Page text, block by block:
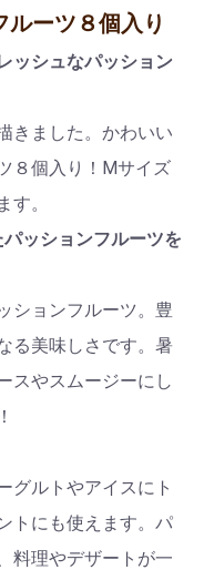
ルーツ８個入り
ッシュなパッション
きました。かわいい
８個入り！Mサイズ
す。
ッションフルーツを
ションフルーツ。豊
る美味しさです。暑
スやスムージーにし
グルトやアイスにト
トにも使えます。パ
料理やデザートが一